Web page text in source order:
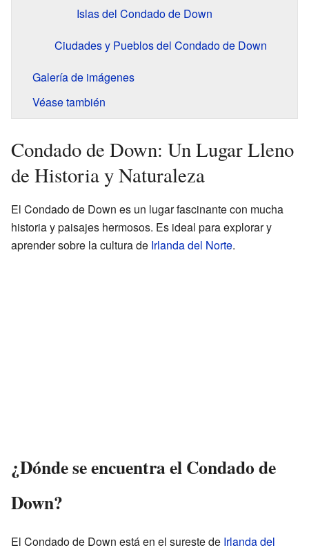
Islas del Condado de Down
Ciudades y Pueblos del Condado de Down
Galería de imágenes
Véase también
Condado de Down: Un Lugar Lleno
de Historia y Naturaleza
El Condado de Down es un lugar fascinante con mucha
historia y paisajes hermosos. Es ideal para explorar y
aprender sobre la cultura de Irlanda del Norte.
¿Dónde se encuentra el Condado de
Down?
El Condado de Down está en el sureste de Irlanda del